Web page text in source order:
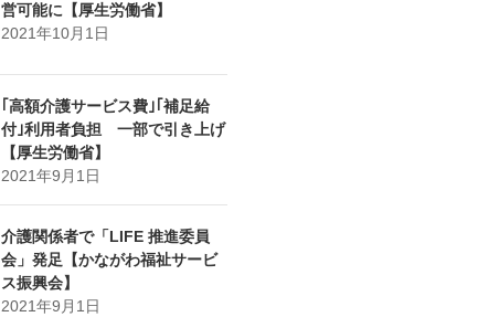
営可能に【厚生労働省】
2021年10月1日
｢高額介護サービス費｣｢補足給
付｣利用者負担 一部で引き上げ
【厚生労働省】
2021年9月1日
介護関係者で「LIFE 推進委員
会」発足【かながわ福祉サービ
ス振興会】
2021年9月1日